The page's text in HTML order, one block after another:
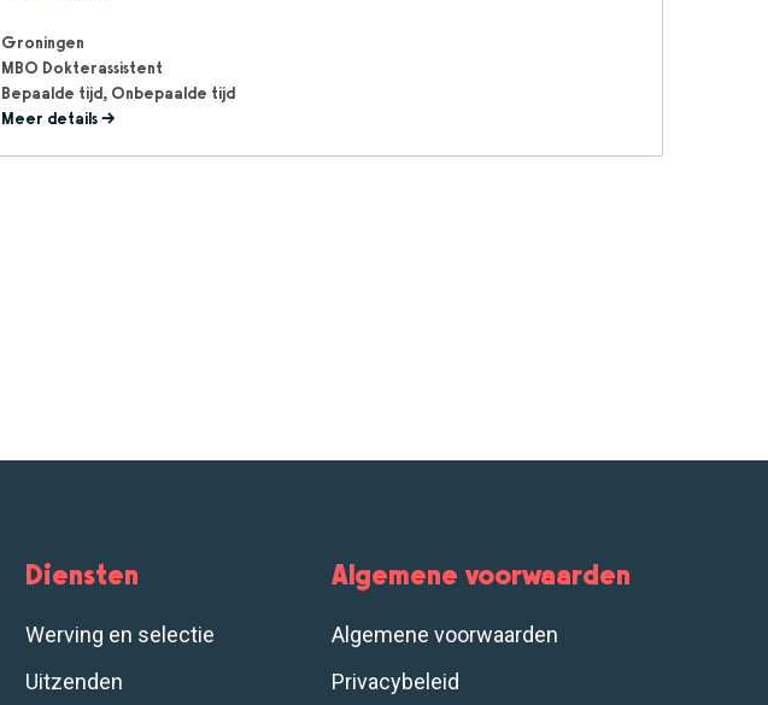
Groningen
MBO Dokterassistent
Bepaalde tijd Onbepaalde tijd
Meer details
Diensten
Werving en selectie
Uitzenden
Algemene voorwaarden
Algemene voorwaarden
Privacybeleid